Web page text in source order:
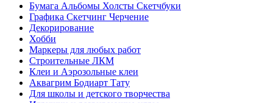
Бумага Альбомы Холсты Скетчбуки
Графика Скетчинг Черчение
Декорирование
Хобби
Маркеры для любых работ
Строительные ЛКМ
Клеи и Аэрозольные клеи
Аквагрим Бодиарт Тату
Для школы и детского творчества